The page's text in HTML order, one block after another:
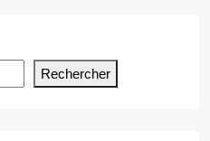
Rechercher